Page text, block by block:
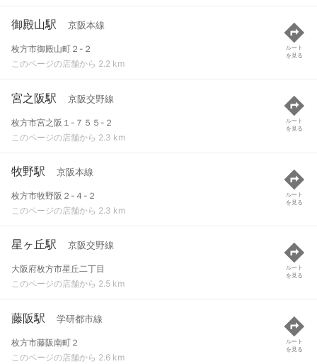
御殿山駅 京阪本線
枚方市御殿山町２-２
このページの店舗から 2.2 km
ルート
を見る
宮之阪駅 京阪交野線
枚方市宮之阪１-７５５-２
このページの店舗から 2.3 km
ルート
を見る
牧野駅 京阪本線
枚方市牧野阪２-４-２
このページの店舗から 2.3 km
ルート
を見る
星ヶ丘駅 京阪交野線
大阪府枚方市星丘二丁目
このページの店舗から 2.5 km
ルート
を見る
藤阪駅 学研都市線
枚方市藤阪南町２
このページの店舗から 2.6 km
ルート
を見る